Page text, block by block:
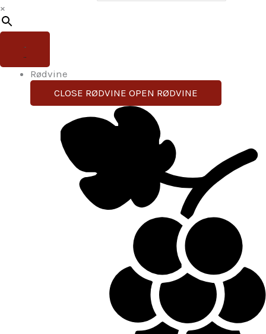
×
Rødvine
CLOSE RØDVINE OPEN RØDVINE